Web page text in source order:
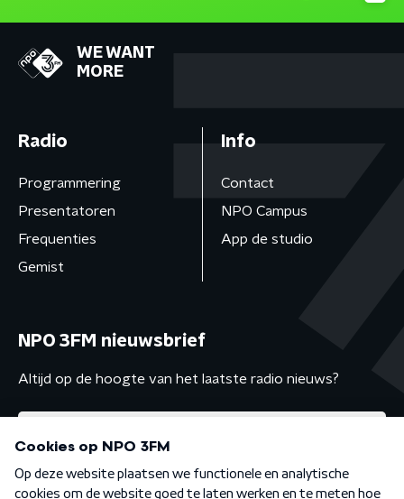
WE WANT
MORE
Radio
Programmering
Presentatoren
Frequenties
Gemist
Info
Contact
NPO Campus
App de studio
NPO 3FM nieuwsbrief
Altijd op de hoogte van het laatste radio nieuws?